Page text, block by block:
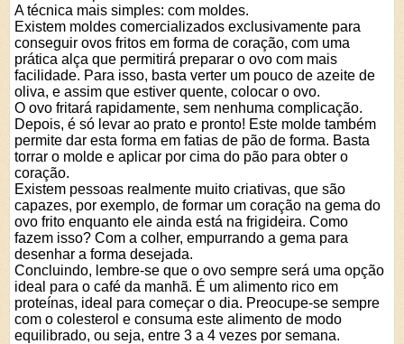
A técnica mais simples: com moldes.
Existem moldes comercializados exclusivamente para
conseguir ovos fritos em forma de coração, com uma
prática alça que permitirá preparar o ovo com mais
facilidade. Para isso, basta verter um pouco de azeite de
oliva, e assim que estiver quente, colocar o ovo.
O ovo fritará rapidamente, sem nenhuma complicação.
Depois, é só levar ao prato e pronto! Este molde também
permite dar esta forma em fatias de pão de forma. Basta
torrar o molde e aplicar por cima do pão para obter o
coração.
Existem pessoas realmente muito criativas, que são
capazes, por exemplo, de formar um coração na gema do
ovo frito enquanto ele ainda está na frigideira. Como
fazem isso? Com a colher, empurrando a gema para
desenhar a forma desejada.
Concluindo, lembre-se que o ovo sempre será uma opção
ideal para o café da manhã. É um alimento rico em
proteínas, ideal para começar o dia. Preocupe-se sempre
com o colesterol e consuma este alimento de modo
equilibrado, ou seja, entre 3 a 4 vezes por semana.